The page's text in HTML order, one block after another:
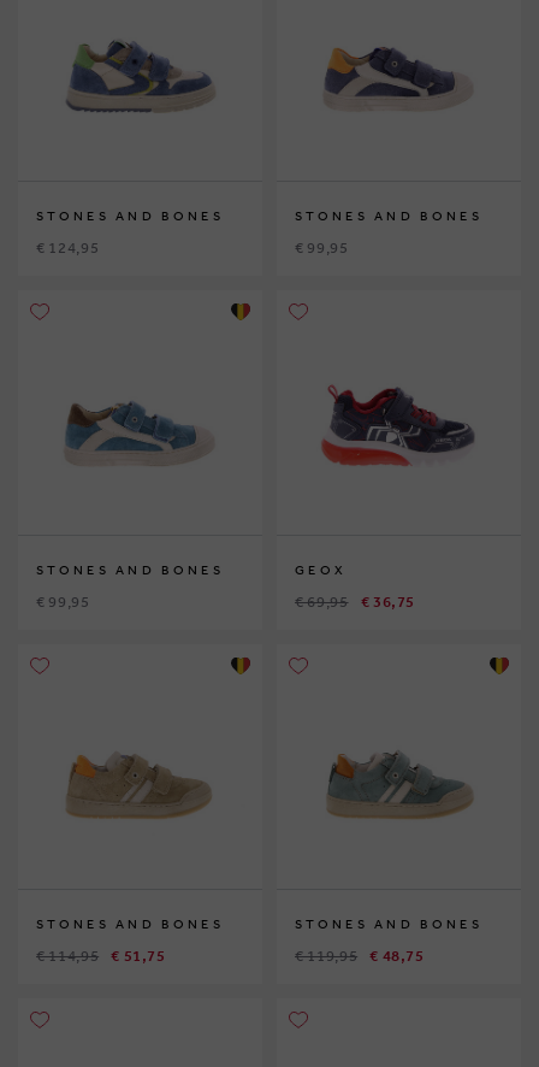
STONES AND BONES
€ 124,95
STONES AND BONES
€ 99,95
STONES AND BONES
€ 99,95
GEOX
€ 69,95 € 36,75
STONES AND BONES
€ 114,95 € 51,75
STONES AND BONES
€ 119,95 € 48,75